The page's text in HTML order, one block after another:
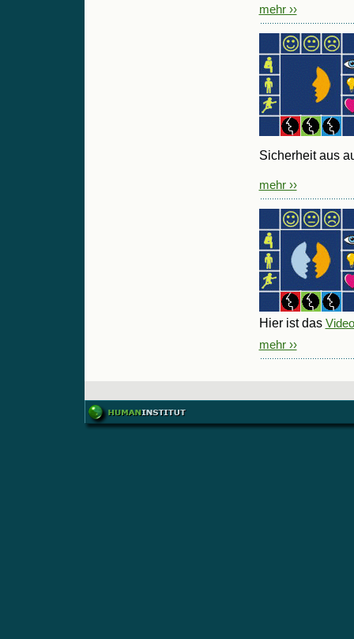
mehr ››
Sicherheit aus
mehr ››
Hier ist das Video
mehr ››